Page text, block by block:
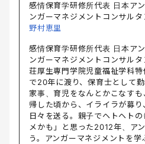
感情保育学研修所代表 日本ア
ンガーマネジメントコンサル
野村恵里
感情保育学研修所代表 日本ア
ンガーマネジメントコンサル
荘厚生専門学院児童福祉学科
で20年に渡り、保育士として
家事、育児をなんとかこなす
帰した頃から、イライラが募
日々を送る。親子でヘトヘト
メかも」と思った2012年、ア
う。アンガーマネジメントを